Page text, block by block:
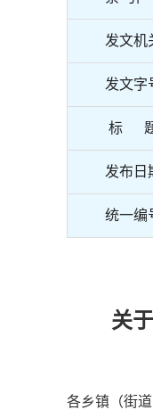
发文机
发文字
标 题
发布日
统一编
关
各乡镇（街